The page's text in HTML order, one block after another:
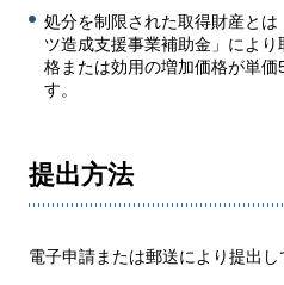
処分を制限された取得財産と
ツ造成支援事業補助金」によ
格または効用の増加価格が単
す。
提出方法
電子申請または郵送により提出し